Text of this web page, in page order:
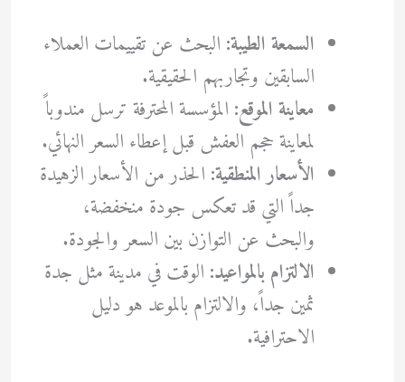
السمعة الطيبة: البحث عن تقييمات العملاء
السابقين وتجاربهم الحقيقية.
معاينة الموقع: المؤسسة المحترفة ترسل مندوباً
لمعاينة حجم العفش قبل إعطاء السعر النهائي.
الأسعار المنطقية: الحذر من الأسعار الزهيدة
جداً التي قد تعكس جودة منخفضة،
والبحث عن التوازن بين السعر والجودة.
الالتزام بالمواعيد: الوقت في مدينة مثل جدة
ثمين جداً، والالتزام بالموعد هو دليل
الاحترافية.